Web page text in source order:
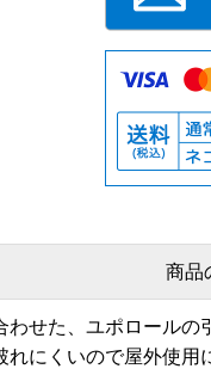
商品
せた、ユポロールの
にくいので屋外使用